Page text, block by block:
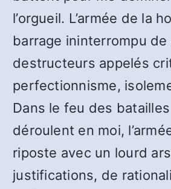
l’orgueil. L’armée de la
barrage ininterrompu de
destructeurs appelés
perfectionnisme,
Dans le feu des
déroulent en moi,
riposte avec un lourd
justifications, de